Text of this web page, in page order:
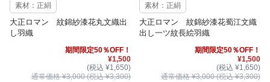
素材：正絹
大正ロマン 紋錦紗漆花丸文織出
し羽織
期間限定50％OFF！
¥1,500
(税込 ¥1,650)
通常価格 ¥3,000 (税込 ¥3,300)
素材：正絹
大正ロマン 紋錦紗漆花蜀江文織
出し一ツ紋長絵羽織
期間限定50％OFF！
¥1,500
(税込 ¥1,650)
通常価格 ¥3,000 (税込 ¥3,300)